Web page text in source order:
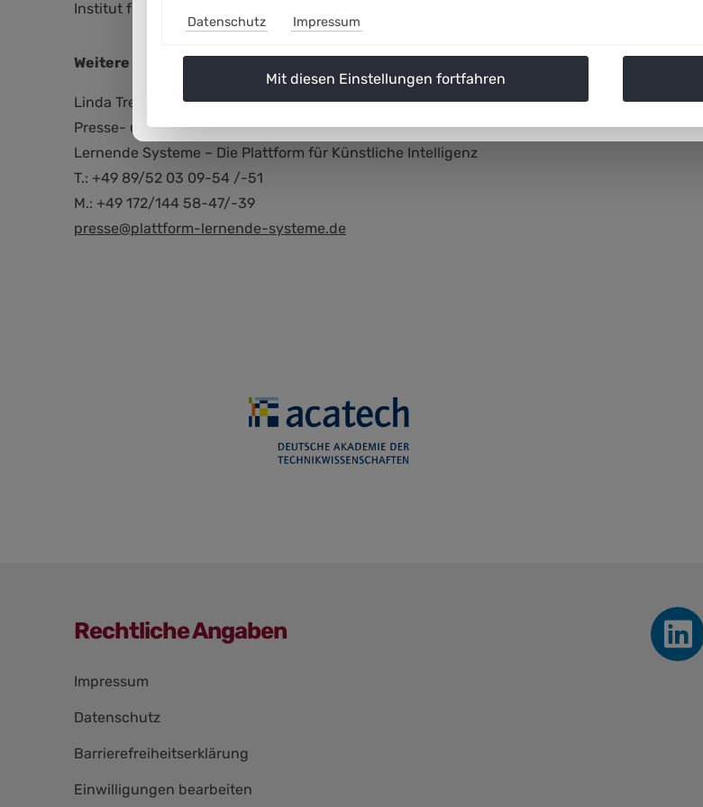
Institut für Verkehrssystemtechnik des DLR und Leiter der Arbeitsgruppe „Mobilität und
Weitere Informationen:
Linda Treugut / Birgit Obermeier
Presse- und Öffentlichkeitsarbeit
Lernende Systeme – Die Plattform für Künstliche Intelligenz
T.: +49 89/52 03 09-54 /-51
M.: +49 172/144 58-47/-39
presse@plattform-lernende-systeme.de
Rechtliche Angaben
überspringen
Impressum
Datenschutz
Barrierefreiheitserklärung
Einwilligungen bearbeiten
Datenschutz Impressum
Mit diesen Einstellungen fortfahren